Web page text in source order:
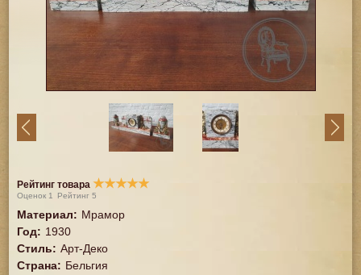
Рейтинг товара ★★★★★
Оценок 1 Рейтинг5
Материал: Мрамор
Год: 1930
Стиль: Арт-Деко
Страна: Бельгия